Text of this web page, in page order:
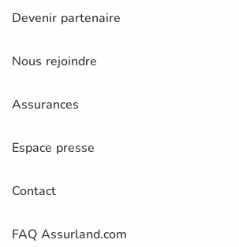
Devenir partenaire
Nous rejoindre
Assurances
Espace presse
Contact
FAQ Assurland.com